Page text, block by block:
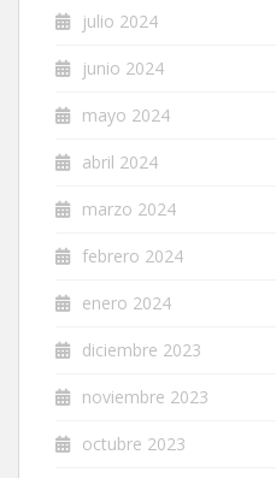
julio 2024
junio 2024
mayo 2024
abril 2024
marzo 2024
febrero 2024
enero 2024
diciembre 2023
noviembre 2023
octubre 2023